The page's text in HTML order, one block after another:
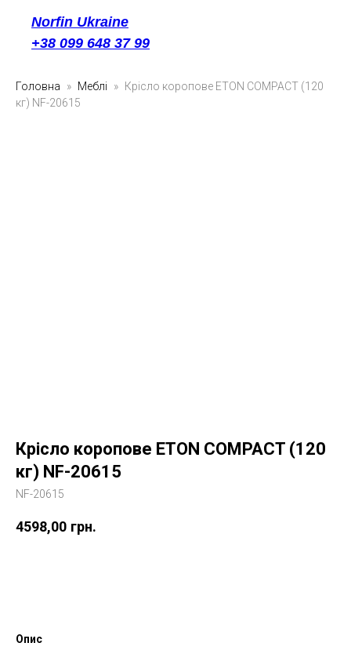
Norfin Ukraine
+38 099 648 37 99
Головна Меблі
Крісло коропове ETON COMPACT (120
кг) NF-20615
Крісло коропове ETON COMPACT (120
кг) NF-20615
NF-20615
4598,00 грн.
Опис